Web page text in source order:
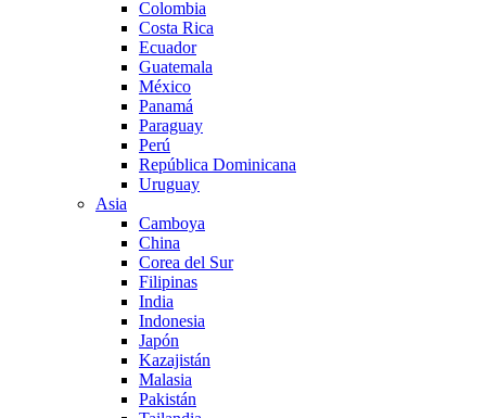
Colombia
Costa Rica
Ecuador
Guatemala
México
Panamá
Paraguay
Perú
República Dominicana
Uruguay
Asia
Camboya
China
Corea del Sur
Filipinas
India
Indonesia
Japón
Kazajistán
Malasia
Pakistán